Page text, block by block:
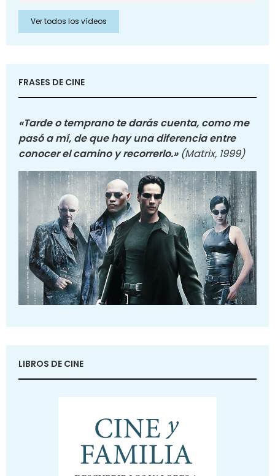
Ver todos los vídeos
FRASES DE CINE
«Tarde o temprano te darás cuenta, como me
pasó a mí, de que hay una diferencia entre
conocer el camino y recorrerlo.» (Matrix, 1999)
LIBROS DE CINE